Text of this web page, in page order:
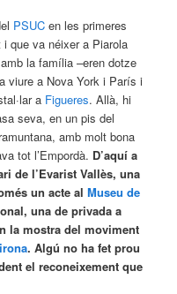
PSUC en les primeres
que va néixer a Piarola
la família –eren dotze
viure a Nova York i París i
a Figueres. Allà, hi
seva, en un pis del
amb molt bona
tot l’Empordà. D’aquí a
de l’Evarist Vallès, una
un acte alMuseu de
una de privada a
la mostra del moviment
. Algú no ha fet prou
el reconeixement que